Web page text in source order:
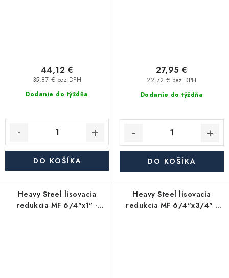
Dodanie do týždňa
35,87 € bez DPH
44,12 €
DO KOŠÍKA
Dodanie do týždňa
22,72 € bez DPH
27,95 €
DO KOŠÍKA
Heavy Steel lisovacia
redukcia MF 6/4"x1" -
Heavy Steel lisovacia
redukcia MF 6/4"x3/4" -